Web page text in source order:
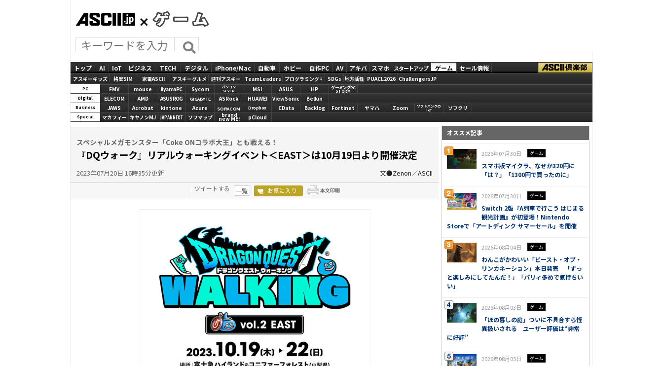
トップ AI IoT ビジネス TECH デジタル iPhone/Mac 自動車 ホビー 自作PC AV アキバ スマホ スタートアップ ゲーム セール情報
アスキーキッズ 格安SIM 家電ASCII アスキーグルメ 週刊アスキー TeamLeaders プログラミング+ SDGs 地方活性 PUACL2026 ChallengersJP
PC FMV mouse iiyamaPC Sycom
パソコン
SEVEN
MSI ASUS HP ゲーミングPC
STORM
Digital ELECOM AMD ASUS ROG GIGABYTE ASRock HUAWEI ViewSonic Belkin
Business JAWS Acrobat kintone Azure SORACOM Dropbox CData Backlog Fortinet ヤマハ Zoom
ソフトバンクの
IoT
ソフクリ
Special マカフィー キヤノンMJ JAPANNEXT ソフマップ brand
new ME! pCloud
スペシャルメガモンスター「Coke ONコラボ大王」とも戦える！
『DQウォーク』リアルウォーキングイベント＜EAST＞は10月19日より開催決定
2023年07月20日 16時35分更新 文●Zenon／ASCII
ツイートする 一覧 お気に入り
オススメ記事
2026年07月30日 ゲーム
スマホ版マイクラ、なぜか320円に
「は？」「1300円で買ったのに」
2026年07月30日 ゲーム
Switch 2版『A列車で行こう はじまる
観光計画』が初登場！Nintendo
Storeで「アートディンク サマーセール」を開催
2026年08月04日 ゲーム
わんこがかわいい「ビースト・オブ・
リンカネーション」本日発売 「ずっ
と楽しみにしてたんだ！」「パリィ多めで気持ちい
い」
2026年08月03日 ゲーム
「ほの暮しの庭」ついに不具合すら怪
異扱いされる ユーザー評価は“非常
に好評”
2026年08月05日 ゲーム